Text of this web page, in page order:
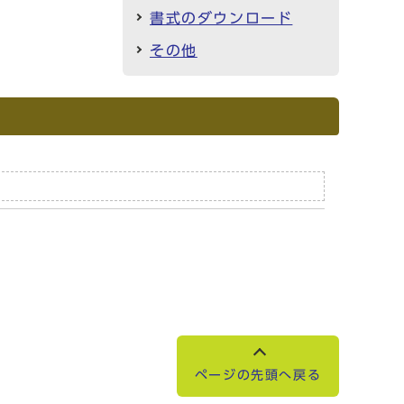
書式のダウンロード
その他
ページの先頭へ戻る